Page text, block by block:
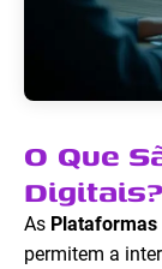
O Que
Digitais?
As
permitem a